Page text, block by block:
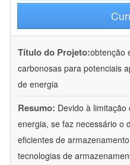
Título do Projeto:obtenção
carbonosas para potenciais
de energia
Resumo: Devido à
energia, se faz necessário o
eficientes de
tecnologias de